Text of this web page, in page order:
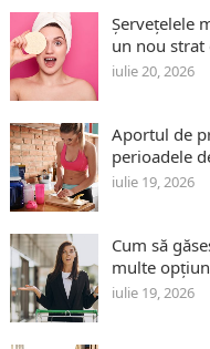
Șervețelele
un nou strat
iulie 20, 2026
Aportul de
perioadele
iulie 19, 2026
Cum să
multe
iulie 19, 2026